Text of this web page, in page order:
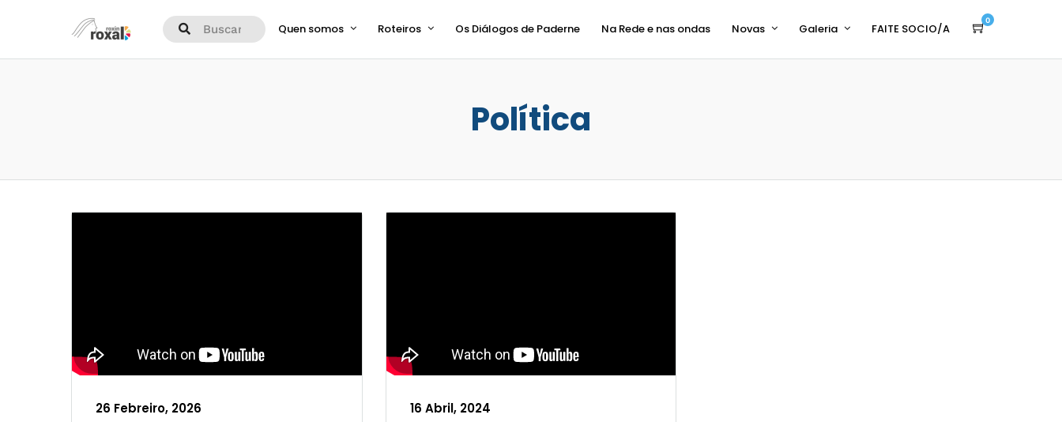
Quen somos Roteiros Os Diálogos de Paderne Na Rede e nas ondas Novas Galeria FAITE SOCIO/A
0
Política
26 Febreiro, 2026 16 Abril, 2024